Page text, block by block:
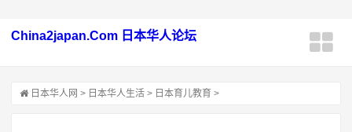
China2japan.Com 日本华人论坛
日本华人网 > 日本华人生活 > 日本育儿教育 >